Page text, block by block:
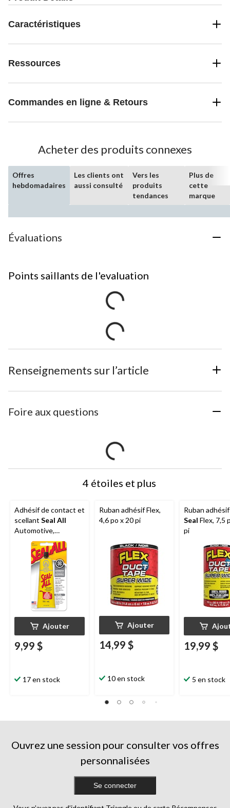
Caractéristiques
Ressources
Commandes en ligne & Retours
Acheter des produits connexes
Offres
hebdomadaires
Les clients ont
aussi consulté
Vers les
produits
tendances
Plus de
cette
marque
Évaluations
Points saillants de l'evaluation
Renseignements sur l’article
Foire aux questions
4 étoiles et plus
Adhésif de contact et
scellant Seal All
Automotive,
résistant à l'huile et
au gaz, transparent,
59,1 mL
Ajouter
9,99 $
17 en stock
Ruban adhésif Flex,
4,6 po x 20 pi
Ajouter
14,99 $
10 en stock
Ruban
Seal Flex, 7,5
pi
19,99 $
5 en stock
Ouvrez une session pour consulter vos offres
personnalisées
Se connecter